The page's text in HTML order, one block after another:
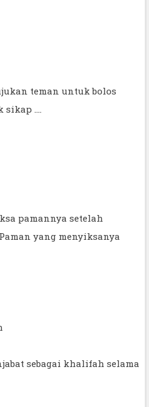
teman untuk bolos
sikap ….
pamannya setelah
yang menyiksanya
sebagai khalifah selama